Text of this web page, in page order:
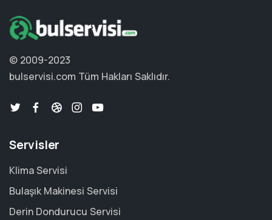
© 2009-2023
bulservisi.com Tüm Hakları Saklıdır.
Servisler
Klima Servisi
Bulaşık Makinesi Servisi
Derin Dondurucu Servisi